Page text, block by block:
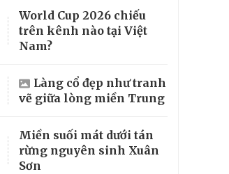
World Cup 2026 chiếu
trên kênh nào tại Việt
Nam?
Làng cổ đẹp như tranh
vẽ giữa lòng miền Trung
Miền suối mát dưới tán
rừng nguyên sinh Xuân
Sơn